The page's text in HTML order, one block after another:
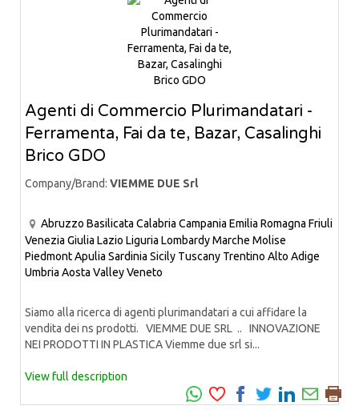
Agenti di Commercio Plurimandatari -
Ferramenta, Fai da te, Bazar, Casalinghi
Brico GDO
Company/Brand: VIEMME DUE Srl
Abruzzo Basilicata Calabria Campania Emilia Romagna Friuli
Venezia Giulia Lazio Liguria LombardyMarche Molise
PiedmontApulia Sardinia Sicily Tuscany Trentino Alto Adige
Umbria Aosta ValleyVeneto
Siamo alla ricerca di agenti plurimandatari a cui affidare la
vendita dei ns prodotti. VIEMME DUE SRL .. INNOVAZIONE
NEI PRODOTTI IN PLASTICA Viemme due srl si...
View full description